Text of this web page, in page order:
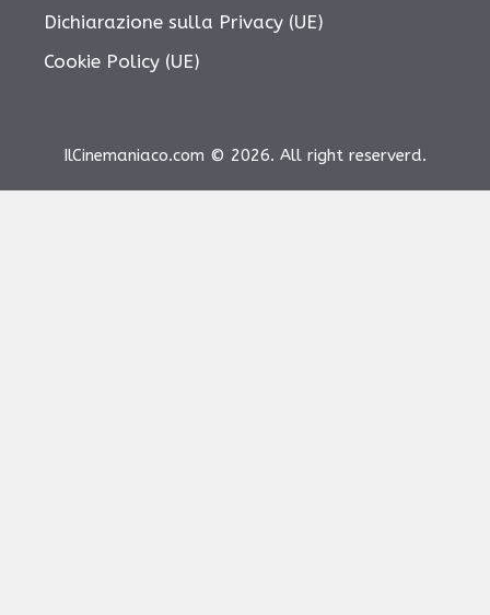
Dichiarazione sulla Privacy (UE)
Cookie Policy (UE)
IlCinemaniaco.com © 2026. All right reserverd.